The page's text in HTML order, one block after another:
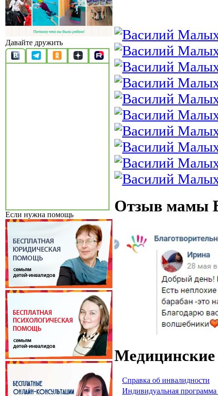
Давайте дружить
Если нужна помощь Отзыв мамы
Справка об инвалидности
Индивидуальная